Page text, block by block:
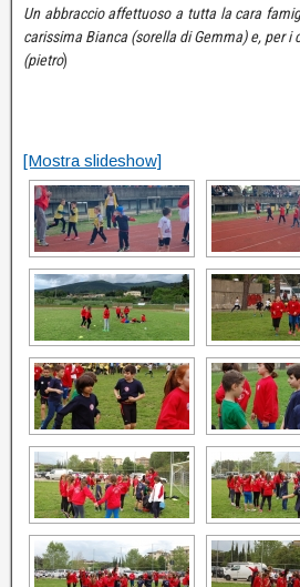
Un abbraccio affettuoso a tutta la cara
carissima Bianca (sorella di Gemma) e, per i
(pietro)
[Mostra slideshow]